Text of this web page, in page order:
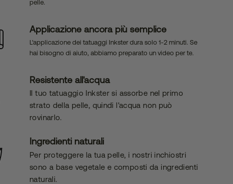
pelle.
Applicazione ancora più semplice
L'applicazione dei tatuaggi Inkster dura solo 1-2 minuti. Se
hai bisogno di aiuto, abbiamo preparato un video per te.
Resistente all'acqua
Il tuo tatuaggio Inkster si assorbe nel primo
strato della pelle, quindi l'acqua non può
rovinarlo.
Ingredienti naturali
Per proteggere la tua pelle, i nostri inchiostri
sono a base vegetale e composti da ingredienti
naturali.